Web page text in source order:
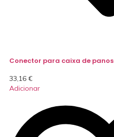
Conector para caixa de panos
33,16 €
Adicionar